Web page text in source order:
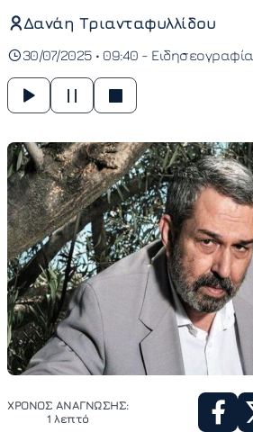
Δανάη Τριανταφυλλίδου
30/07/2025 • 09:40 - Ειδησεογραφία
ΧΡΟΝΟΣ ΑΝΑΓΝΩΣΗΣ:
1 λεπτό